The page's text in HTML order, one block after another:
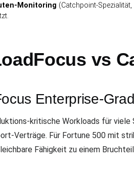
Monitoring (Catchpoint-
vs
Enterprise-
kritische Workloads für
Verträge. Für Fortune 500 mit
Fähigkeit zu einem